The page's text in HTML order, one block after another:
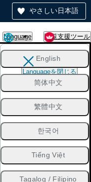
やさしい日本語
Language 閲覧支援ツール
English
简体中文
繁體中文
한국어
Tiếng Việt
Tagalog / Filipino
Languageを閉じる